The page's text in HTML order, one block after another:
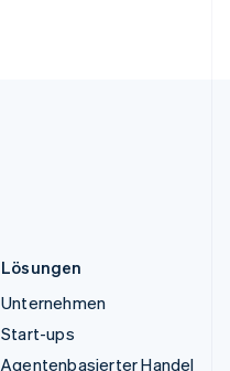
Lösungen
Unternehmen
Start-ups
Agentenbasierter Handel